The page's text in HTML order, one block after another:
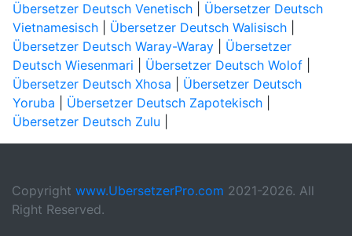
Übersetzer Deutsch Venetisch| Übersetzer Deutsch
Vietnamesisch| Übersetzer Deutsch Walisisch|
Übersetzer Deutsch Waray-Waray| Übersetzer
Deutsch Wiesenmari
Übersetzer Deutsch Wolof|
Übersetzer Deutsch Xhosa
Übersetzer Deutsch
Yoruba
Übersetzer Deutsch Zapotekisch|
Übersetzer Deutsch Zulu
Copyright www.UbersetzerPro.com 2021-2026. All
Right Reserved.